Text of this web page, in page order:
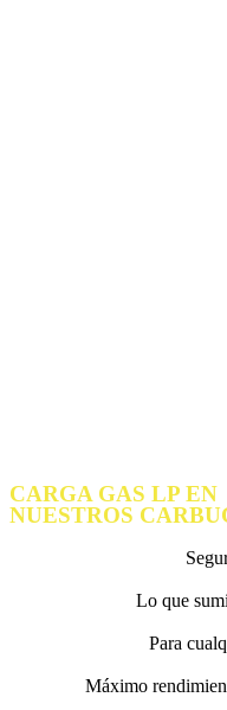
CARGA GAS LP EN
NUESTROS
Lo que
Para
Máximo